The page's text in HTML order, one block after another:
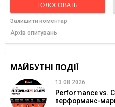
ГОЛОСОВАТЬ
Залишити коментар
Архів опитувань
МАЙБУТНІ ПОДІЇ
13.08.2026
Performance vs.
перформанс-